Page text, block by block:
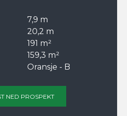
7,9 m
20,2 m
191 m²
159,3 m²
Oransje - B
NED PROSPEKT